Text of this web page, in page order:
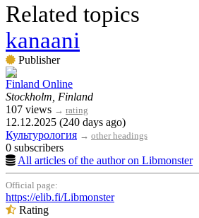
Related topics
kanaani
Publisher
Finland Online
Stockholm, Finland
107 views → rating
12.12.2025 (240 days ago)
Культурология → other headings
0 subscribers
All articles of the author on Libmonster
Official page:
https://elib.fi/Libmonster
Rating